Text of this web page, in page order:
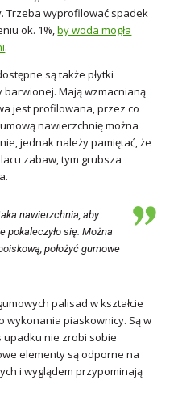
Trzeba wyprofilować spadek
ok. 1%,by woda mogła
.
są także płytki
Mają wzmacnianą
jest profilowana, przez co
nawierzchnię można
jednak należy pamiętać, że
zabaw, tym grubsza
nawierzchnia, aby
pokaleczyło się. Można
położyć gumowe
palisad w kształcie
wykonania piaskownicy. Są w
upadku nie zrobi sobie
elementy są odporne na
i wyglądem przypominają